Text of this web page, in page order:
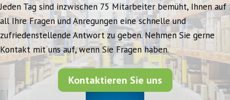
Jeden Tag sind inzwischen 75 Mitarbeiter bemüht, Ihnen auf
all Ihre Fragen und Anregungen eine schnelle und
zufriedenstellende Antwort zu geben. Nehmen Sie gerne
Kontakt mit uns auf, wenn Sie Fragen haben.
Kontaktieren Sie uns